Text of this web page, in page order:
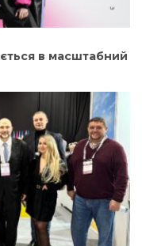
в масштабний